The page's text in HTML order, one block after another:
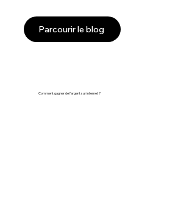
Parcourir le blog
Comment gagner de l'argent sur internet ?